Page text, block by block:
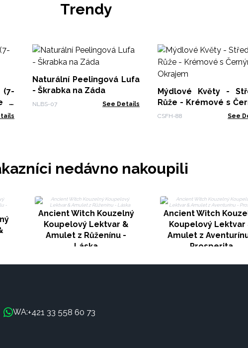
Trendy
(7-
-
Naturální Peelingová Lufa
- Škrabka na Záda
NLBS-07 See Details
Mýdlové Květy -
Růže - Krémové s Černým
Okrajem
CSFH-88 See
nedávno nakoupili
Ancient Witch Kouzelný
Koupelový Lektvar &
Amulet z Růženínu -
Láska
Ancient Witch
Koupelový Lektvar
Amulet z
Prosperita
WA:+421 33 558 60 73